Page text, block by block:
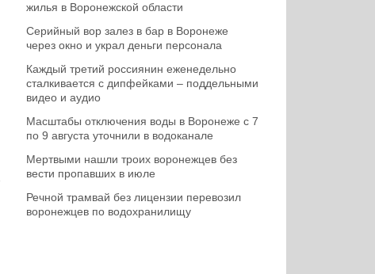
жилья в Воронежской области
Серийный вор залез в бар в Воронеже
через окно и украл деньги персонала
Каждый третий россиянин еженедельно
сталкивается с дипфейками – поддельными
видео и аудио
Масштабы отключения воды в Воронеже с 7
по 9 августа уточнили в водоканале
Мертвыми нашли троих воронежцев без
вести пропавших в июле
Речной трамвай без лицензии перевозил
воронежцев по водохранилищу